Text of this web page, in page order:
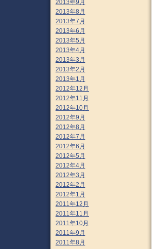
2013年9月
2013年8月
2013年7月
2013年6月
2013年5月
2013年4月
2013年3月
2013年2月
2013年1月
2012年12月
2012年11月
2012年10月
2012年9月
2012年8月
2012年7月
2012年6月
2012年5月
2012年4月
2012年3月
2012年2月
2012年1月
2011年12月
2011年11月
2011年10月
2011年9月
2011年8月